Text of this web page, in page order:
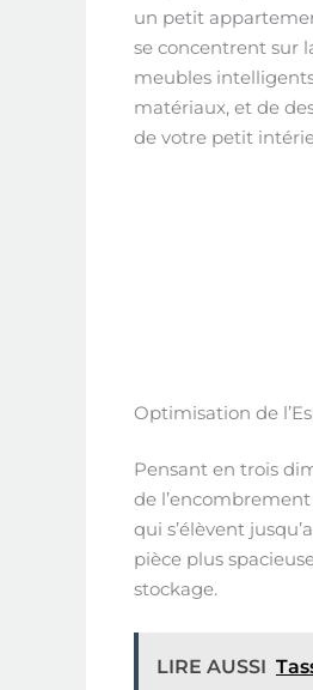
un petit
se concentrent sur
meubles
matériaux, et de
de votre petit
Optimisation de
Pensant en trois
de
qui s’élèvent
pièce plus
stockage.
LIRE AUSSI